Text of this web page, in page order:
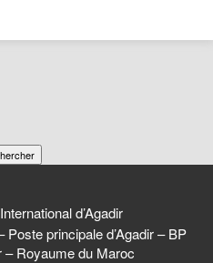
d’Agadir
principale d’Agadir – BP
– Royaume du Maroc